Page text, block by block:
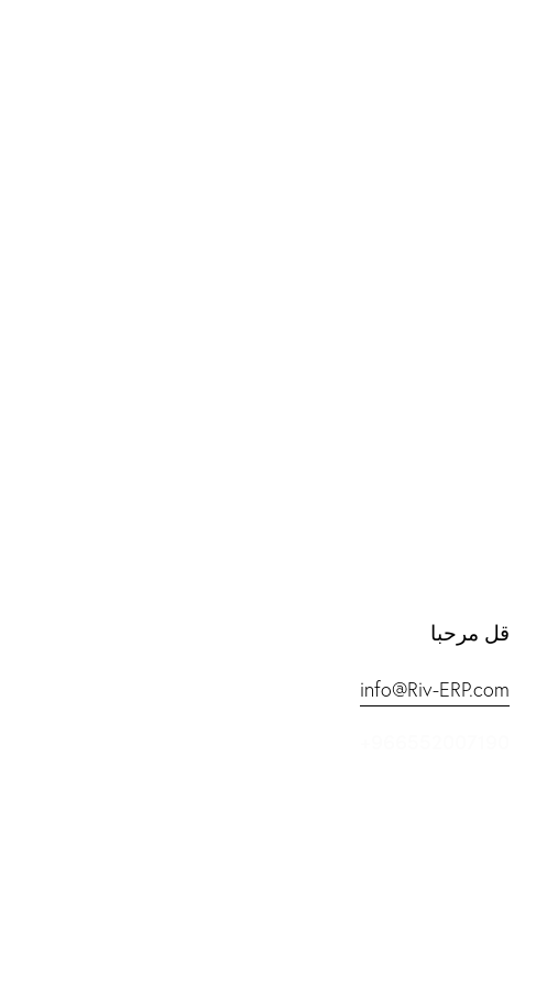
قل مرحبا
info@Riv-ERP.com